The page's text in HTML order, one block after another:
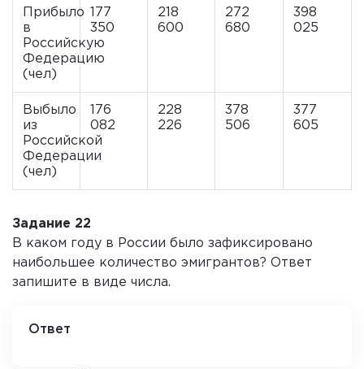
Прибыло
в
Российскую
Федерацию
(чел)
177
350
218
600
272
680
398
025
Выбыло
из
Российской
Федерации
(чел)
176
082
228
226
378
506
377
605
Задание 22
В каком году в России было зафиксировано
наибольшее количество эмигрантов? Ответ
запишите в виде числа.
Ответ